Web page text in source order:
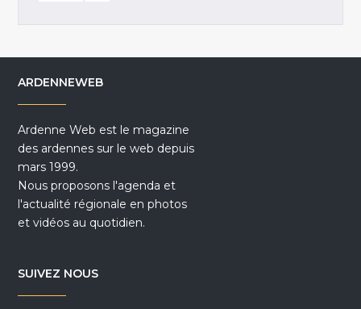
ARDENNEWEB
Ardenne Web est le magazine
des ardennes sur le web depuis
mars 1999.
Nous proposons l'agenda et
l'actualité régionale en photos
et vidéos au quotidien.
SUIVEZ NOUS